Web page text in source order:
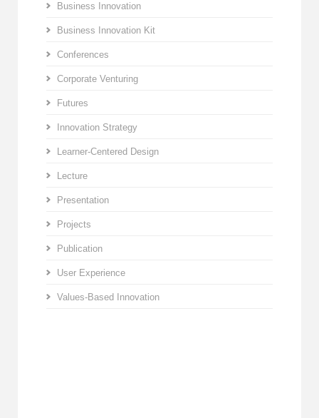
Business Innovation
Business Innovation Kit
Conferences
Corporate Venturing
Futures
Innovation Strategy
Learner-Centered Design
Lecture
Presentation
Projects
Publication
User Experience
Values-Based Innovation